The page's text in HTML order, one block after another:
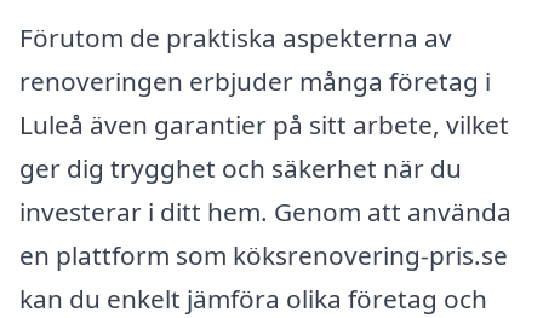
Förutom de praktiska aspekterna av
renoveringen erbjuder många företag i
Luleå även garantier på sitt arbete, vilket
ger dig trygghet och säkerhet när du
investerar i ditt hem. Genom att använda
en plattform som köksrenovering-pris.se
kan du enkelt jämföra olika företag och